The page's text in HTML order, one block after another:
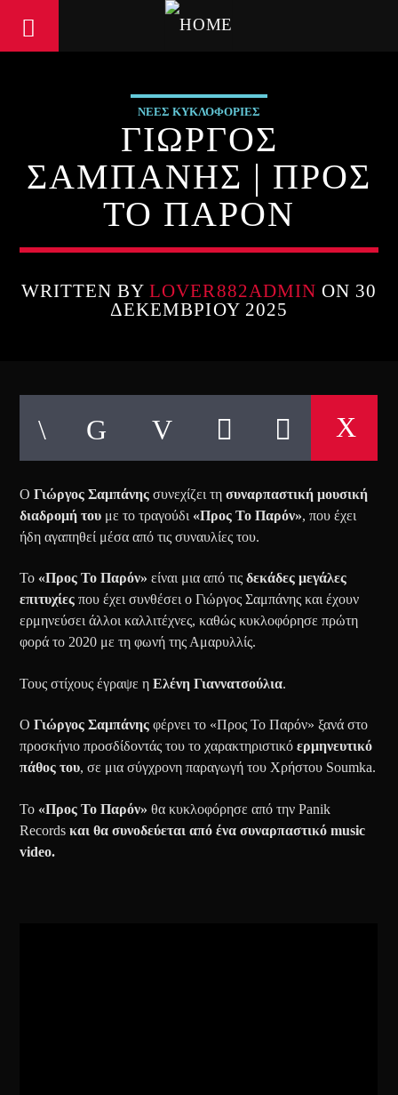
ΝΕΕΣ ΚΥΚΛΟΦΟΡΙΕΣ
ΓΙΩΡΓΟΣ
ΣΑΜΠΑΝΗΣ | ΠΡΟΣ
ΤΟ ΠΑΡΟΝ
WRITTEN BYLOVER882ADMIN ON 30
ΔΕΚΕΜΒΡΊΟΥ 2025
ΟΓιώργος Σαμπάνης συνεχίζει τησυναρπαστική μουσική
διαδρομή του με το τραγούδι «Προς Το Παρόν», που έχει
ήδη αγαπηθεί μέσα από τις συναυλίες του.
Το «Προς Το Παρόν» είναι μια από τιςδεκάδες μεγάλες
επιτυχίες που έχει συνθέσει ο Γιώργος Σαμπάνης και έχουν
ερμηνεύσει άλλοι καλλιτέχνες, καθώς κυκλοφόρησε πρώτη
φορά το 2020 με τη φωνή της Αμαρυλλίς.
Τους στίχους έγραψε η Ελένη Γιαννατσούλια.
ΟΓιώργος Σαμπάνης φέρνει το «Προς Το Παρόν» ξανά στο
προσκήνιο προσδίδοντάς του το χαρακτηριστικόερμηνευτικό
πάθος του, σε μια σύγχρονη παραγωγή του Χρήστου Soumka.
Το «Προς Το Παρόν» θα κυκλοφόρησε από την Panik
Recordsκαι θα συνοδεύεται από ένα συναρπαστικό music
video.